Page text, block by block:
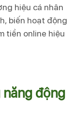
hiệu cá nhân
biến hoạt động
tiền online hiệu
năng động